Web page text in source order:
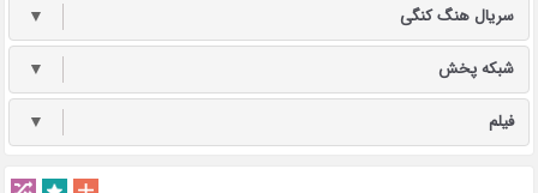
سریال هنگ کنگی ▼
شبکه پخش ▼
فیلم ▼